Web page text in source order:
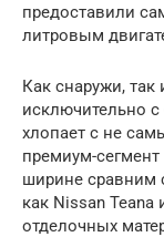
предоставили
литровым
Как снаружи, так
исключительно
хлопает с не
премиум-
ширине сравним
как Nissan Teana
отделочных